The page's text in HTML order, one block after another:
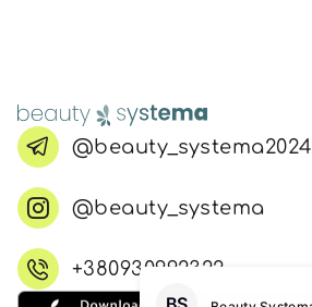
@beauty_systema2024
@beauty_systema
+380930992322